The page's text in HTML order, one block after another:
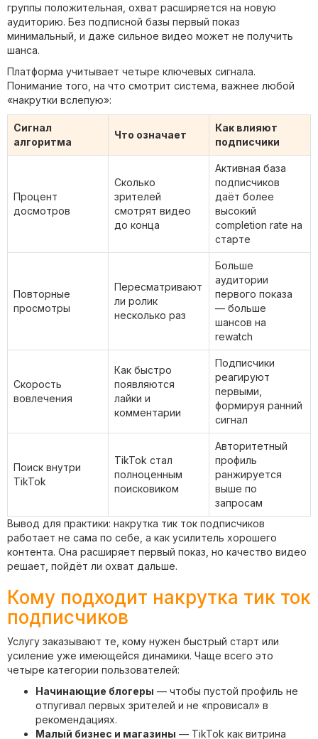
группы положительная, охват расширяется на новую
аудиторию. Без подписной базы первый показ
минимальный, и даже сильное видео может не получить
шанса.
Платформа учитывает четыре ключевых сигнала.
Понимание того, на что смотрит система, важнее любой
«накрутки вслепую»:
Сигнал
алгоритма
Что означает
Как влияют
подписчики
Процент
досмотров
Сколько
зрителей
смотрят видео
до конца
Активная база
подписчиков
даёт более
высокий
completion rate на
старте
Повторные
просмотры
Пересматривают
ли ролик
несколько раз
Больше
аудитории
первого показа
— больше
шансов на
rewatch
Скорость
вовлечения
Как быстро
появляются
лайки и
комментарии
Подписчики
реагируют
первыми,
формируя ранний
сигнал
Поиск внутри
TikTok
TikTok стал
полноценным
поисковиком
Авторитетный
профиль
ранжируется
выше по
запросам
Вывод для практики: накрутка тик ток подписчиков
работает не сама по себе, а как усилитель хорошего
контента. Она расширяет первый показ, но качество видео
решает, пойдёт ли охват дальше.
Кому подходит накрутка тик ток
подписчиков
Услугу заказывают те, кому нужен быстрый старт или
усиление уже имеющейся динамики. Чаще всего это
четыре категории пользователей:
Начинающие блогеры — чтобы пустой профиль не
отпугивал первых зрителей и не «провисал» в
рекомендациях.
Малый бизнес и магазины — TikTok как витрина